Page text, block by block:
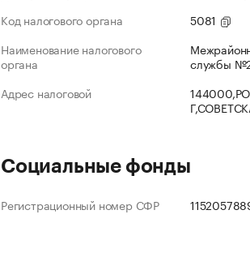
Код налогового органа
5081
Наименование налогового
органа
службы
Адрес налоговой
Социальные фонды
Регистрационный номер СФР